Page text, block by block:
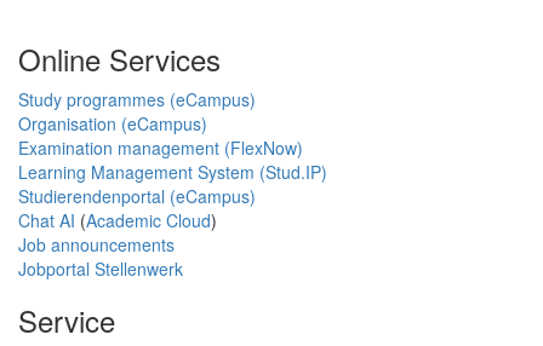
Online Services
Study programmes (eCampus)
Organisation (eCampus)
Examination management (FlexNow)
Learning Management System (Stud.IP)
Studierendenportal (eCampus)
Chat AI (Academic Cloud)
Job announcements
Jobportal Stellenwerk
Service